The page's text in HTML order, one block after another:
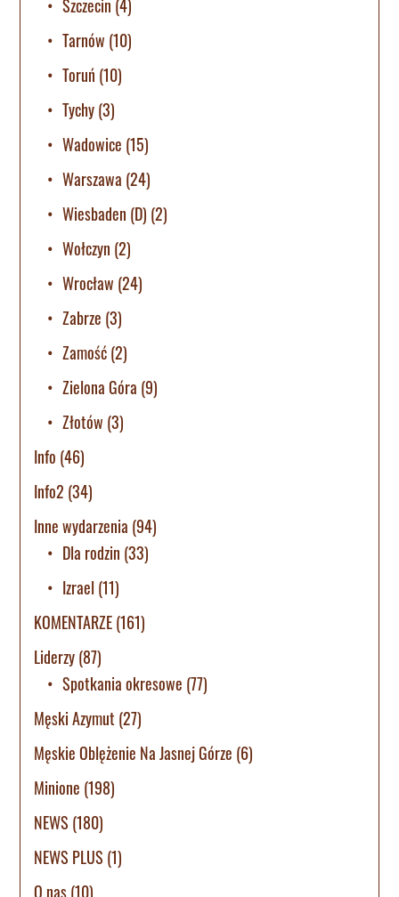
Szczecin (4)
Tarnów (10)
Toruń (10)
Tychy(3)
Wadowice (15)
Warszawa (24)
Wiesbaden (D) (2)
Wołczyn (2)
Wrocław (24)
Zabrze (3)
Zamość(2)
Zielona Góra (9)
Złotów (3)
Info (46)
Info2 (34)
Inne wydarzenia (94)
Dla rodzin (33)
Izrael (11)
KOMENTARZE(161)
Liderzy(87)
Spotkania okresowe (77)
Męski Azymut (27)
Męskie Oblężenie Na Jasnej Górze (6)
Minione (198)
NEWS (180)
NEWS PLUS (1)
O nas(10)